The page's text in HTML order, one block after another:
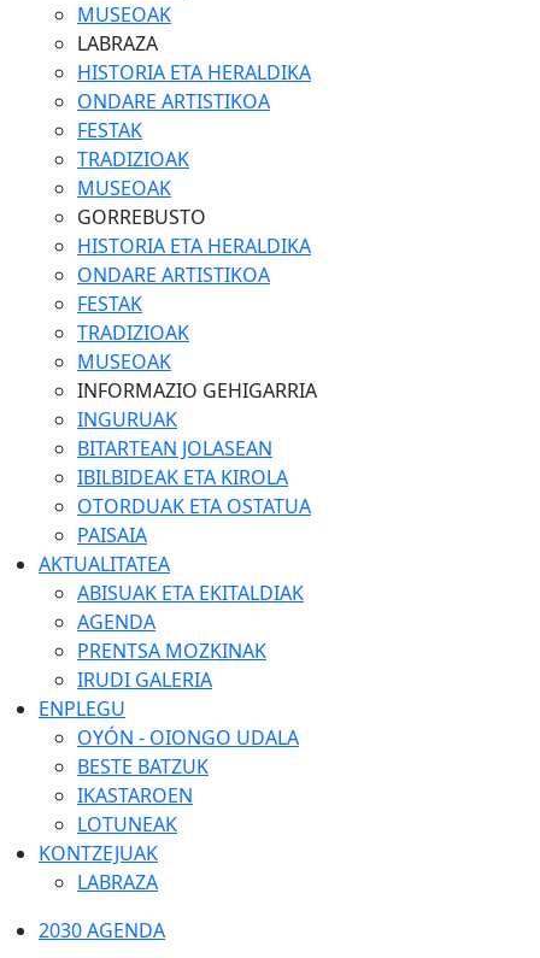
MUSEOAK
LABRAZA
HISTORIA ETA HERALDIKA
ONDARE ARTISTIKOA
FESTAK
TRADIZIOAK
MUSEOAK
GORREBUSTO
HISTORIA ETA HERALDIKA
ONDARE ARTISTIKOA
FESTAK
TRADIZIOAK
MUSEOAK
INFORMAZIO GEHIGARRIA
INGURUAK
BITARTEAN JOLASEAN
IBILBIDEAK ETA KIROLA
OTORDUAK ETA OSTATUA
PAISAIA
AKTUALITATEA
ABISUAK ETA EKITALDIAK
AGENDA
PRENTSA MOZKINAK
IRUDI GALERIA
ENPLEGU
OYÓN - OIONGO UDALA
BESTE BATZUK
IKASTAROEN
LOTUNEAK
KONTZEJUAK
LABRAZA
2030 AGENDA